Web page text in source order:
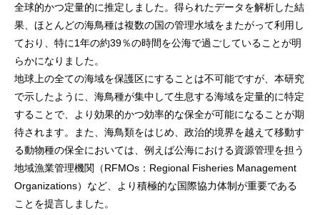
全球的かつ定量的に推定しました。得られたデータを解析した結
果、ほとんどの海鳥種は複数の国の管理水域をまたがって利用し
ており、特に1年の約39％の時間を公海で過ごしていることが明
らかになりました。
地球上の全ての海域を保護区にすることは不可能ですが、本研究
で示したように、海鳥種が集中して生息する海域を定量的に特定
することで、より効果的かつ効率的な保全が可能になることが期
待されます。また、海鳥類をはじめ、政治的境界を越えて移動す
る動物種の保全においては、例えば公海における資源管理を担う
地域漁業管理機関（RFMOs：Regional Fisheries Management
Organizations）など、より積極的な国際協力体制が重要である
ことを提言しました。